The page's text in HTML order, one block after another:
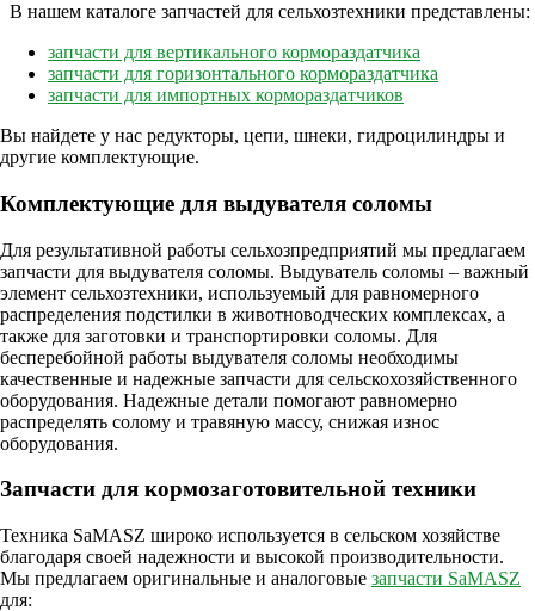
В нашем каталоге запчастей для сельхозтехники представлены:
запчасти для вертикального кормораздатчика
запчасти для горизонтального кормораздатчика
запчасти для импортных кормораздатчиков
Вы найдете у нас редукторы, цепи, шнеки, гидроцилиндры и
другие комплектующие.
Комплектующие для выдувателя соломы
Для результативной работы сельхозпредприятий мы предлагаем
запчасти для выдувателя соломы. Выдуватель соломы – важный
элемент сельхозтехники, используемый для равномерного
распределения подстилки в животноводческих комплексах, а
также для заготовки и транспортировки соломы. Для
бесперебойной работы выдувателя соломы необходимы
качественные и надежные запчасти для сельскохозяйственного
оборудования. Надежные детали помогают равномерно
распределять солому и травяную массу, снижая износ
оборудования.
Запчасти для кормозаготовительной техники
Техника SaMASZ широко используется в сельском хозяйстве
благодаря своей надежности и высокой производительности.
Мы предлагаем оригинальные и аналоговые запчасти SaMASZ
для: